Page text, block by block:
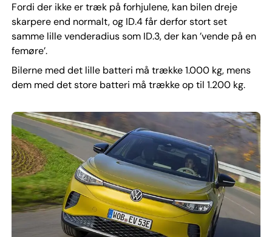
Fordi der ikke er træk på forhjulene, kan bilen dreje
skarpere end normalt, og ID.4 får derfor stort set
samme lille venderadius som ID.3, der kan ’vende på en
femøre’.
Bilerne med det lille batteri må trække 1.000 kg, mens
dem med det store batteri må trække op til 1.200 kg.